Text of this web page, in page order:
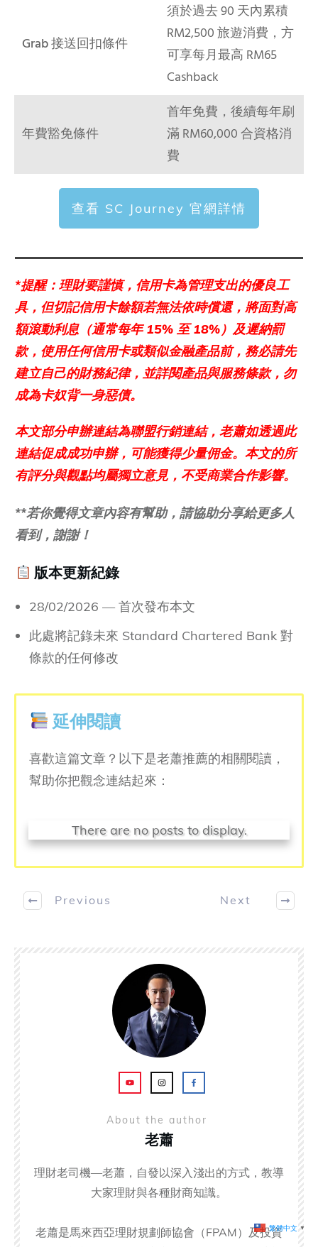
Grab 接送回扣條件
須於過去 90 天內累積
RM2,500 旅遊消費，方
可享每月最高 RM65
Cashback
年費豁免條件
首年免費，後續每年刷
滿 RM60,000 合資格消
費
查看 SC Journey 官網詳情
*提醒：理財要謹慎，信用卡為管理支出的優良工
具，但切記信用卡餘額若無法依時償還，將面對高
額滾動利息（通常每年 15% 至 18%）及遲納罰
款，使用任何信用卡或類似金融產品前，務必請先
建立自己的財務紀律，並詳閱產品與服務條款，勿
成為卡奴背一身惡債。
本文部分申辦連結為聯盟行銷連結，老蕭如透過此
連結促成成功申辦，可能獲得少量佣金。本文的所
有評分與觀點均屬獨立意見，不受商業合作影響。
**若你覺得文章內容有幫助，請協助分享給更多人
看到，謝謝！
版本更新紀錄
28/02/2026 — 首次發布本文
此處將記錄未來 Standard Chartered Bank 對
條款的任何修改
延伸閱讀
喜歡這篇文章？以下是老蕭推薦的相關閱讀，
幫助你把觀念連結起來：
Previous Next
About the author
老蕭
理財老司機—老蕭，自發以深入淺出的方式，教導
大家理財與各種財商知識。
老蕭是馬來西亞理財規劃師協會（FPAM）及投資繁體中文 ▼